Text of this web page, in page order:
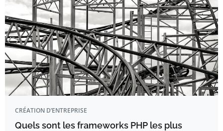
CRÉATION D’ENTREPRISE
Quels sont les frameworks PHP les plus